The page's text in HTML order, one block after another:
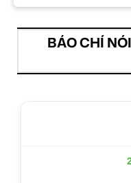
BÁO CHÍ